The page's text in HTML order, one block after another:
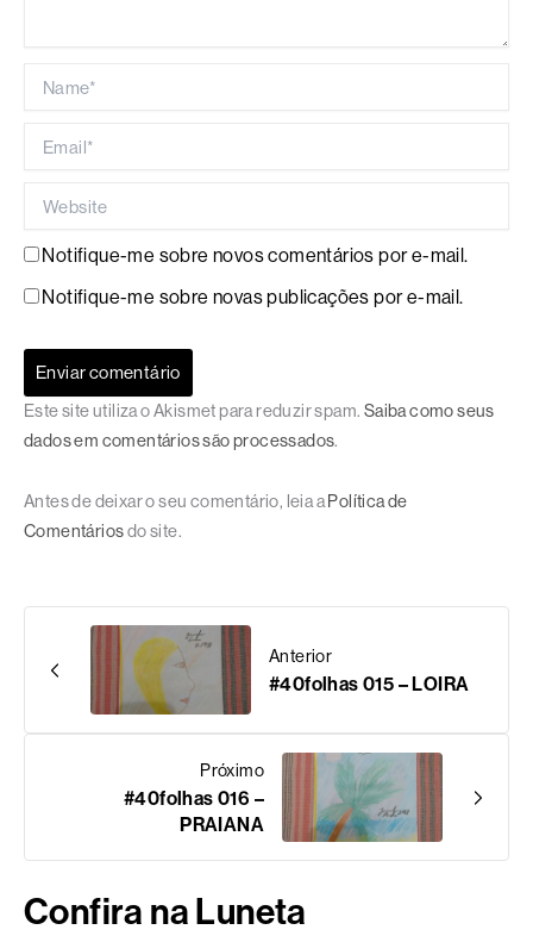
Notifique-me sobre novos comentários por e-mail.
Notifique-me sobre novas publicações por e-mail.
Este site utiliza o Akismet para reduzir spam. Saiba como seus
dados em comentários são processados.
Antes de deixar o seu comentário, leia a Política de
Comentáriosdo site.
Anterior
#40folhas 015 – LOIRA
Próximo
#40folhas 016 –
PRAIANA
Confira na Luneta